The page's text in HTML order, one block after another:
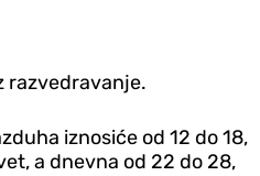
razvedravanje.
iznosiće od 12 do 18,
a dnevna od 22 do 28,